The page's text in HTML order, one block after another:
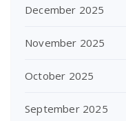
December 2025
November 2025
October 2025
September 2025